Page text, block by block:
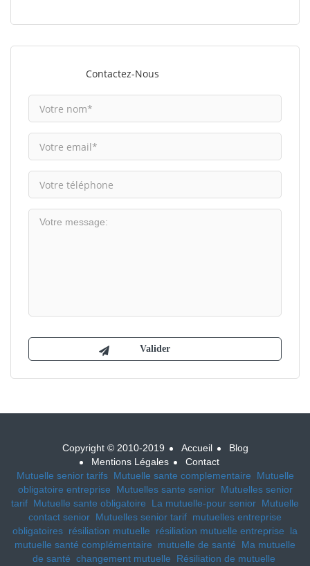
Contactez-Nous
Copyright © 2010-2019 Accueil
Blog
Mentions Légales
Contact
Mutuelle senior tarifs Mutuelle sante complementaire
Mutuelle
obligatoire entreprise
Mutuelles sante senior Mutuelles senior
tarif Mutuelle sante obligatoire La mutuelle-pour senior Mutuelle
contact senior Mutuelles senior tarif mutuelles entreprise
obligatoires résiliation mutuelle résiliation mutuelle entreprise
la
mutuelle santé complémentaire
mutuelle de santé
Ma mutuelle
de santé changement mutuelle Résiliation de mutuelle